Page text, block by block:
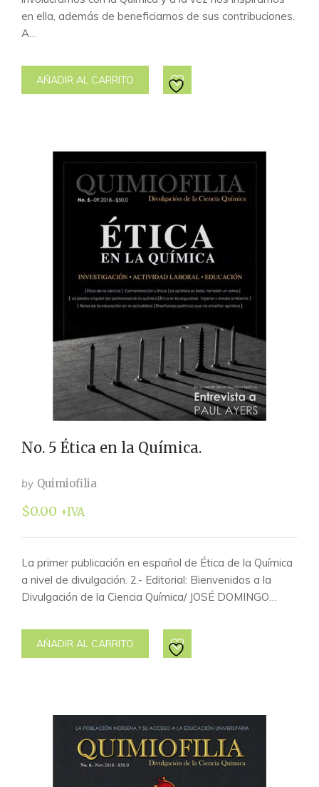
en ella, además de beneficiarnos de sus contribuciones.
A…
AÑADIR AL CARRITO
No. 5 Ética en la Química.
by Quimiofilia
$0.00 +IVA
La primer publicación en español de Ética de la Química
a nivel de divulgación. 2.- Editorial: Bienvenidos a la
Divulgación de la Ciencia Química/ JOSÉ DOMINGO…
AÑADIR AL CARRITO